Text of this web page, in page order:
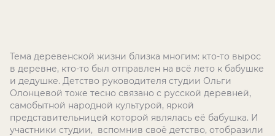
Тема деревенской жизни близка многим: кто-то вырос
в деревне, кто-то был отправлен на всё лето к бабушке
и дедушке. Детство руководителя студии Ольги
Олонцевой тоже тесно связано с русской деревней,
самобытной народной культурой, яркой
представительницей которой являлась её бабушка. И
участники студии, вспомнив своё детство, отобразили